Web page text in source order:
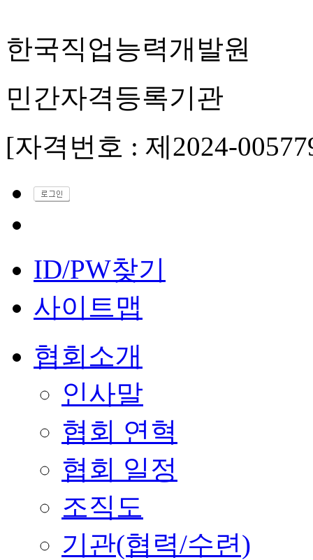
한국직업능력개발원
민간자격등록기관
[자격번호 : 제2024-
ID/PW찾기
사이트맵
협회소개
인사말
협회 연혁
협회 일정
조직도
기관(협력/수련)